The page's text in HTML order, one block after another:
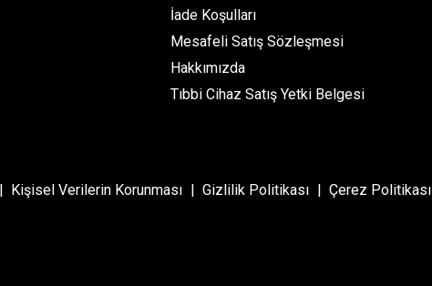
İade Koşulları
Mesafeli Satış Sözleşmesi
Hakkımızda
Tıbbi Cihaz Satış Yetki Belgesi
Kişisel Verilerin Korunması Gizlilik Politikası Çerez Politikası